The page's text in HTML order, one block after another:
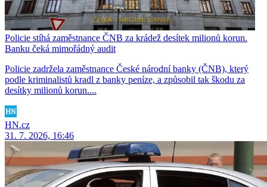
Policie stíhá zaměstnance ČNB za krádež desítek milionů korun.
Banku čeká mimořádný audit
Policie zadržela zaměstnance České národní banky (ČNB), který
podle kriminalistů kradl z banky peníze, a způsobil tak škodu za
desítky milionů korun....
HN.cz
31. 7. 2026, 16:46